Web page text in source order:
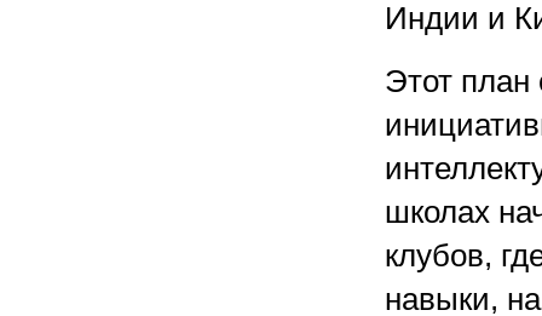
Индии и
Этот план
школах
клубов,
навыки,